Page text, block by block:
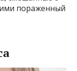
пораженный